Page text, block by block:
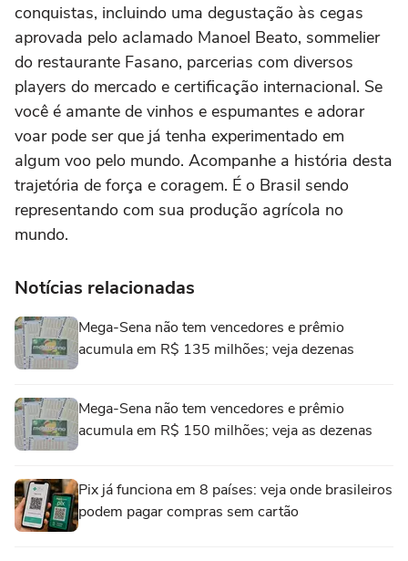
conquistas, incluindo uma degustação às cegas
aprovada pelo aclamado Manoel Beato, sommelier
do restaurante Fasano, parcerias com diversos
players do mercado e certificação internacional. Se
você é amante de vinhos e espumantes e adorar
voar pode ser que já tenha experimentado em
algum voo pelo mundo. Acompanhe a história desta
trajetória de força e coragem. É o Brasil sendo
representando com sua produção agrícola no
mundo.
Notícias relacionadas
Mega-Sena não tem vencedores e prêmio
acumula em R$ 135 milhões; veja dezenas
Mega-Sena não tem vencedores e prêmio
acumula em R$ 150 milhões; veja as dezenas
Pix já funciona em 8 países: veja onde brasileiros
podem pagar compras sem cartão